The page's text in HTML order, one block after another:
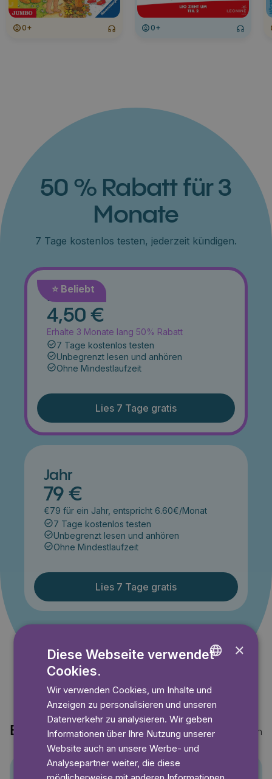
0+ 0+
50 % Rabatt für 3
Monate
7 Tage kostenlos testen, jederzeit kündigen.
⭐️ Beliebt
Monat
4,50 €
Erhalte 3 Monate lang 50% Rabatt
7 Tage kostenlos testen
Unbegrenzt lesen und anhören
Ohne Mindestlaufzeit
Lies 7 Tage gratis
Jahr
79 €
€79 für ein Jahr, entspricht 6.60€/Monat
7 Tage kostenlos testen
Unbegrenzt lesen und anhören
Ohne Mindestlaufzeit
Lies 7 Tage gratis
Entdecke auch Mehr anzeigen
GERMAN
×
Diese Webseite verwendet
Cookies.
Wir verwenden Cookies, um Inhalte und
Anzeigen zu personalisieren und unseren
Datenverkehr zu analysieren. Wir geben
Informationen über Ihre Nutzung unserer
Website auch an unsere Werbe- und
Analysepartner weiter, die diese